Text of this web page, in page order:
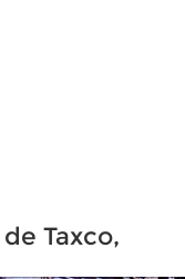
Taxco,